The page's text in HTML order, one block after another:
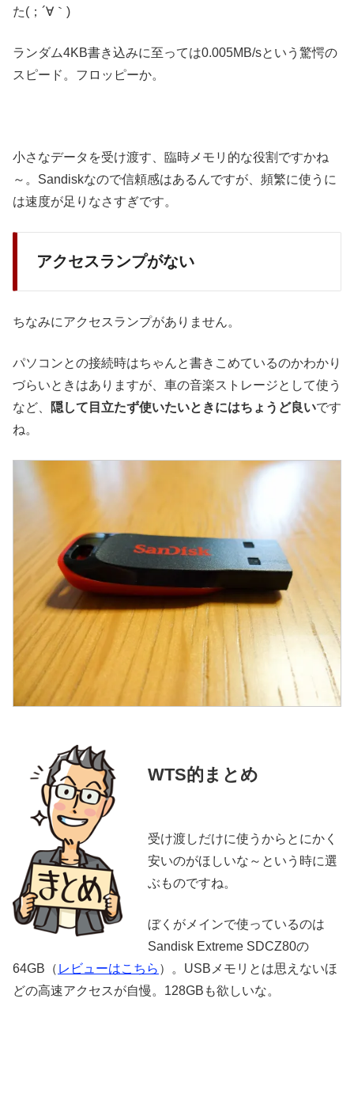
た(；´∀｀)
ランダム4KB書き込みに至っては0.005MB/sという驚愕の
スピード。フロッピーか。
小さなデータを受け渡す、臨時メモリ的な役割ですかね
～。Sandiskなので信頼感はあるんですが、頻繁に使うに
は速度が足りなさすぎです。
アクセスランプがない
ちなみにアクセスランプがありません。
パソコンとの接続時はちゃんと書きこめているのかわかり
づらいときはありますが、車の音楽ストレージとして使う
など、
隠して目立たず使いたいときにはちょうど良いです
ね。
WTS的まとめ
受け渡しだけに使うからとにかく
安いのがほしいな～という時に選
ぶものですね。
ぼくがメインで使っているのは
Sandisk Extreme SDCZ80の
64GB（ レビューはこちら ）。USBメモリとは思えないほ
どの高速アクセスが自慢。128GBも欲しいな。